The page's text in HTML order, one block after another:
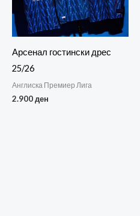
Aрсенал гостински дрес
25/26
Англиска Премиер Лига
2.900ден